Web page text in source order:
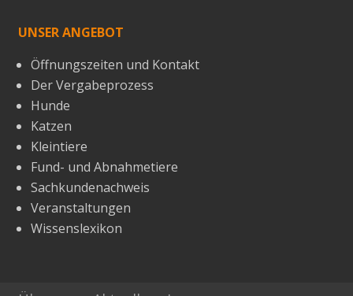
UNSER ANGEBOT
Öffnungszeiten und Kontakt
Der Vergabeprozess
Hunde
Katzen
Kleintiere
Fund- und Abnahmetiere
Sachkundenachweis
Veranstaltungen
Wissenslexikon